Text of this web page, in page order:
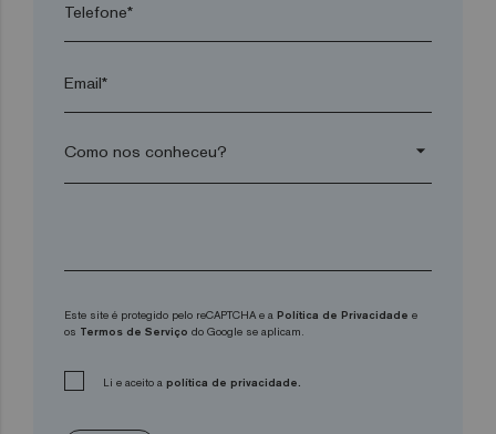
Telefone*
Email*
arrow_drop_down
Este site é protegido pelo reCAPTCHA e a Política de Privacidade e
os Termos de Serviço do Google se aplicam.
Li e aceito a política de privacidade.